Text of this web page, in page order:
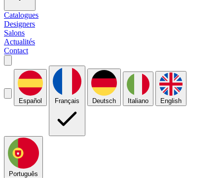
Catalogues
Designers
Salons
Actualités
Contact
Español Français Deutsch Italiano English
Português